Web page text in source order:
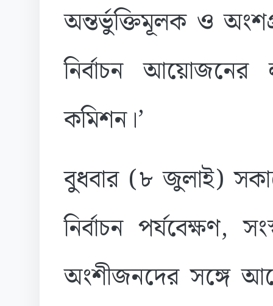
অন্তর্ভুক্তিমূলক ও
নির্বাচন আয়োজনের
কমিশন।’
বুধবার (৮ জুলাই)
নির্বাচন পর্যবেক্ষণ,
অংশীজনদের সঙ্গে